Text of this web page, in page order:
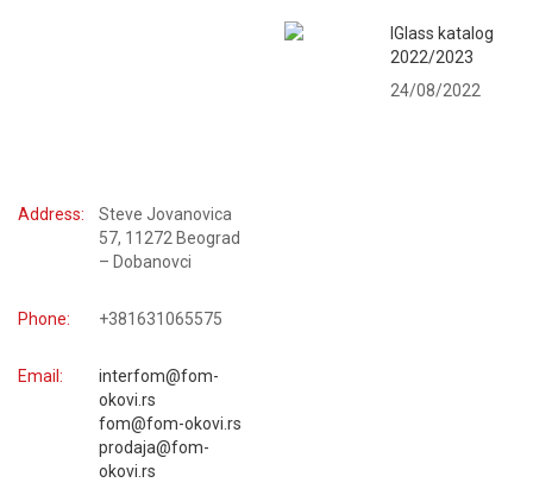
IGlass katalog
2022/2023
24/08/2022
Address:
Steve Jovanovica
57, 11272 Beograd
– Dobanovci
Phone: +381631065575
Email:
interfom@fom-
okovi.rs
fom@fom-okovi.rs
prodaja@fom-
okovi.rs